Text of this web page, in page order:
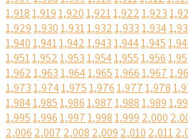
1,9181,9191,9201,9211,9221,923
1,9291,9301,9311,9321,9331,934
1,9401,9411,9421,9431,9441,945
1,9511,9521,9531,9541,9551,956
1,9621,9631,9641,9651,9661,967
1,9731,9741,9751,9761,9771,978
1,9841,9851,9861,9871,9881,989
1,9951,9961,9971,9981,999 2,000
2,006 2,007 2,008 2,009 2,010 2,011